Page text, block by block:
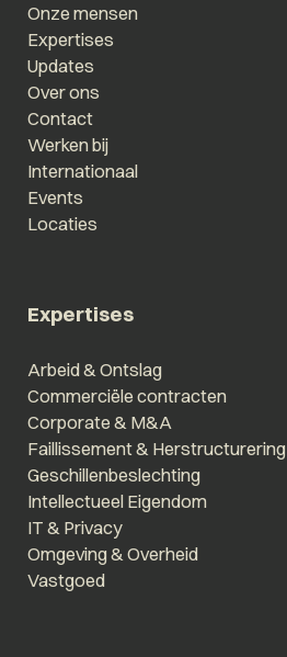
Onze mensen
Expertises
Updates
Over ons
Contact
Werken bij
Internationaal
Events
Locaties
Expertises
Arbeid & Ontslag
Commerciële contracten
Corporate & M&A
Faillissement & Herstructurering
Geschillenbeslechting
Intellectueel Eigendom
IT & Privacy
Omgeving & Overheid
Vastgoed